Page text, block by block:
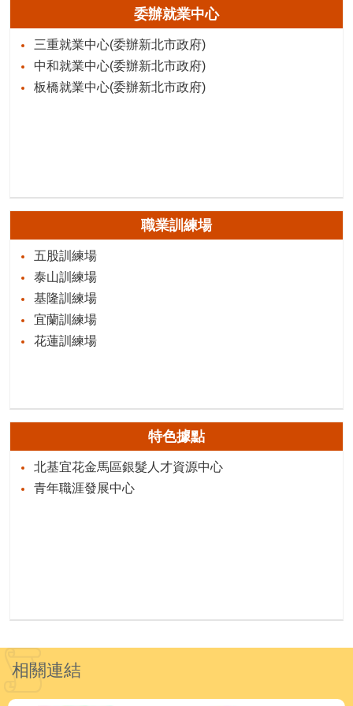
委辦就業中心
三重就業中心(委辦新北市政府)
中和就業中心(委辦新北市政府)
板橋就業中心(委辦新北市政府)
職業訓練場
五股訓練場
泰山訓練場
基隆訓練場
宜蘭訓練場
花蓮訓練場
特色據點
北基宜花金馬區銀髮人才資源中心
青年職涯發展中心
相關連結